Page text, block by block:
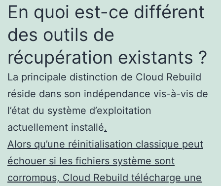
En quoi est-ce différent
des outils de
récupération existants ?
La principale distinction de Cloud Rebuild
réside dans son indépendance vis-à-vis de
l’état du système d’exploitation
actuellement installé.
Alors qu’une réinitialisation classique peut
échouer si les fichiers système sont
corrompus, Cloud Rebuild télécharge une